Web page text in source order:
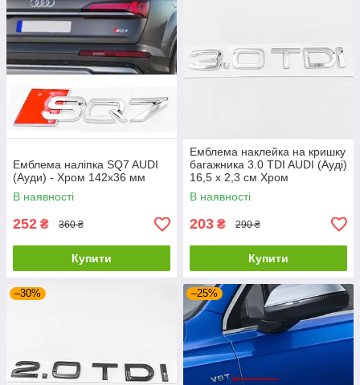
Емблема наліпка SQ7 AUDI
(Ауди) - Хром 142х36 мм
В наявності
252 ₴ 360 ₴
Купити
Емблема наклейка на кришку
багажника 3.0 TDI AUDI (Ауді)
16,5 x 2,3 см Хром
В наявності
203 ₴ 290 ₴
Купити
–30% –25%